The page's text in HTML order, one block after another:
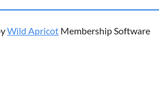
Wild Apricot Membership Software